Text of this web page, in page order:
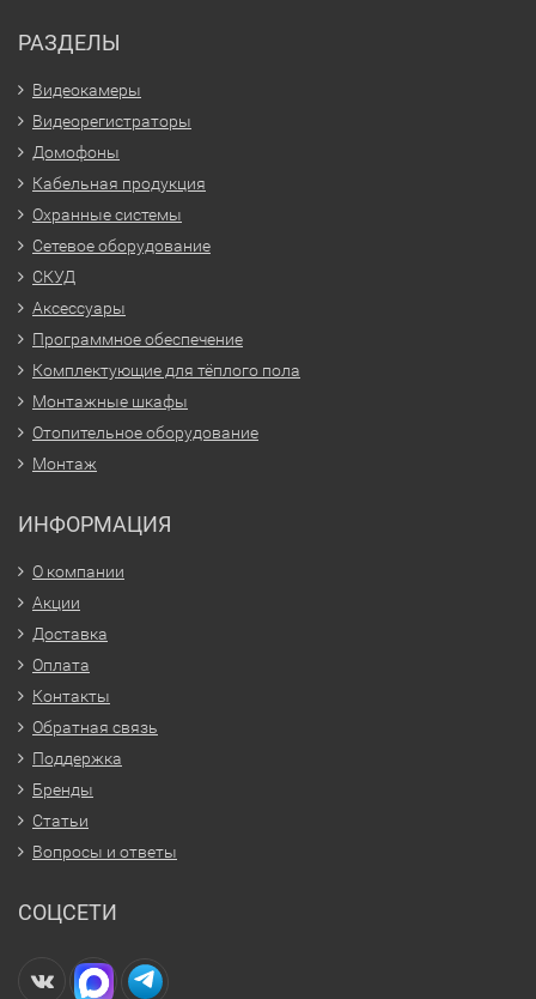
РАЗДЕЛЫ
Видеокамеры
Видеорегистраторы
Домофоны
Кабельная продукция
Охранные системы
Сетевое оборудование
СКУД
Аксессуары
Программное обеспечение
Комплектующие для тёплого пола
Монтажные шкафы
Отопительное оборудование
Монтаж
ИНФОРМАЦИЯ
О компании
Акции
Доставка
Оплата
Контакты
Обратная связь
Поддержка
Бренды
Статьи
Вопросы и ответы
СОЦСЕТИ